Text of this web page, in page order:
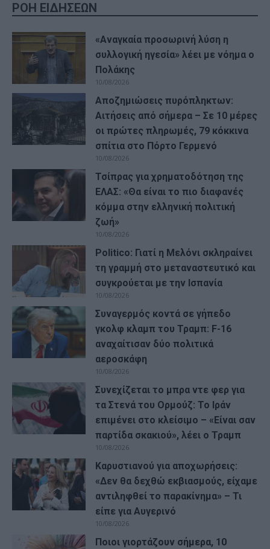
ΡΟΗ ΕΙΔΗΣΕΩΝ
«Αναγκαία προσωρινή λύση η
συλλογική ηγεσία» λέει με νόημα ο
Πολάκης
10/08/2026
Αποζημιώσεις πυρόπληκτων:
Αιτήσεις από σήμερα – Σε 10 μέρες
οι πρώτες πληρωμές, 79 κόκκινα
σπίτια στο Πόρτο Γερμενό
10/08/2026
Τσίπρας για χρηματοδότηση της
ΕΛΑΣ: «Θα είναι το πιο διαφανές
κόμμα στην ελληνική πολιτική
ζωή»
10/08/2026
Politico: Γιατί η Μελόνι σκληραίνει
τη γραμμή στο μεταναστευτικό και
συγκρούεται με την Ισπανία
10/08/2026
Συναγερμός κοντά σε γήπεδο
γκολφ κλαμπ του Τραμπ: F-16
αναχαίτισαν δύο πολιτικά
αεροσκάφη
10/08/2026
Συνεχίζεται το μπρα ντε φερ για
τα Στενά του Ορμούζ: Το Ιράν
επιμένει στο κλείσιμο – «Είναι σαν
παρτίδα σκακιού», λέει ο Τραμπ
10/08/2026
Καρυστιανού για αποχωρήσεις:
«Δεν θα δεχθώ εκβιασμούς, είχαμε
αντιληφθεί το παρακίνημα» – Τι
είπε για Αυγερινό
10/08/2026
Ποιοι γιορτάζουν σήμερα, 10